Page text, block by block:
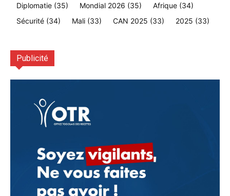
Diplomatie (35) Mondial 2026 (35) Afrique (34)
Sécurité (34) Mali (33) CAN 2025 (33) 2025 (33)
Publicité